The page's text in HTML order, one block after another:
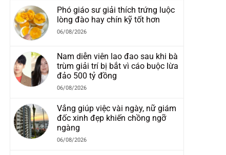
Phó giáo sư giải thích trứng luộc
lòng đào hay chín kỹ tốt hơn
06/08/2026
Nam diễn viên lao đao sau khi bà
trùm giải trí bị bắt vì cáo buộc lừa
đảo 500 tỷ đồng
06/08/2026
Vắng giúp việc vài ngày, nữ giám
đốc xinh đẹp khiến chồng ngỡ
ngàng
06/08/2026